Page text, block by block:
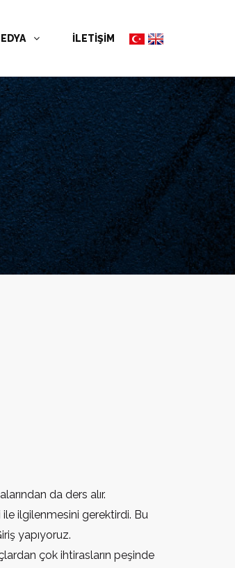
İLETİŞİM
da ders alır.
ilgilenmesini gerektirdi. Bu
yapıyoruz.
çok ihtirasların peşinde